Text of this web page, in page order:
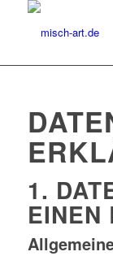
1.
EINEN